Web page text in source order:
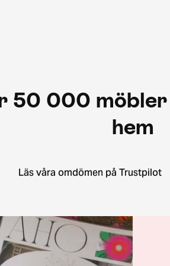
50 000
hem
Läs våra omdömen på Trustpilot